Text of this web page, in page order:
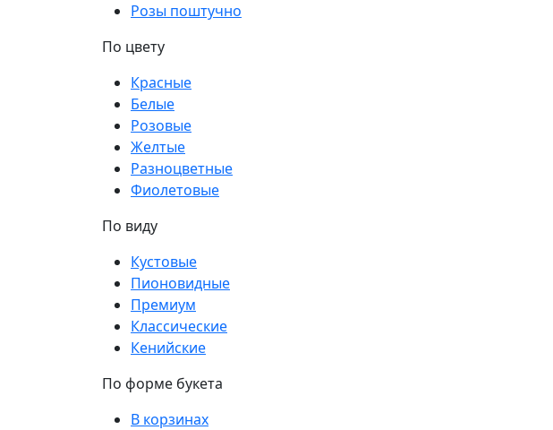
Розы поштучно
По цвету
Красные
Белые
Розовые
Желтые
Разноцветные
Фиолетовые
По виду
Кустовые
Пионовидные
Премиум
Классические
Кенийские
По форме букета
В корзинах